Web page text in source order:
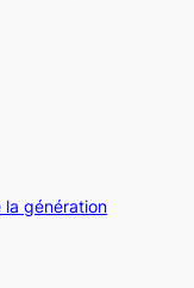
génération